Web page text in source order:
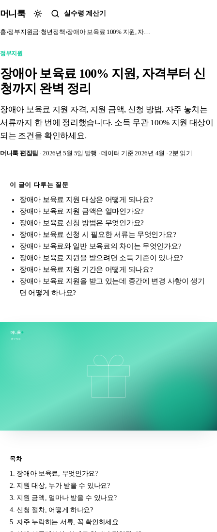
머니룩 실수령 계산기
홈›정부지원금·청년정책 ›장애아 보육료 100% 지원, 자…
정부지원
장애아 보육료 100% 지원, 자격부터 신
청까지 완벽 정리
장애아 보육료 지원 자격, 지원 금액, 신청 방법, 자주 놓치는
서류까지 한 번에 정리했습니다. 소득 무관 100% 지원 대상이
되는 조건을 확인하세요.
머니룩 편집팀 · 2026년 5월 5일 발행 · 데이터 기준 2026년 4월 · 2분 읽기
이 글이 다루는 질문
장애아 보육료 지원 대상은 어떻게 되나요?
장애아 보육료 지원 금액은 얼마인가요?
장애아 보육료 신청 방법은 무엇인가요?
장애아 보육료 신청 시 필요한 서류는 무엇인가요?
장애아 보육료와 일반 보육료의 차이는 무엇인가요?
장애아 보육료 지원을 받으려면 소득 기준이 있나요?
장애아 보육료 지원 기간은 어떻게 되나요?
장애아 보육료 지원을 받고 있는데 중간에 변경 사항이 생기
면 어떻게 하나요?
머니룩
정부지원
목차
장애아 보육료, 무엇인가요?
지원 대상, 누가 받을 수 있나요?
지원 금액, 얼마나 받을 수 있나요?
신청 절차, 어떻게 하나요?
자주 누락하는 서류, 꼭 확인하세요